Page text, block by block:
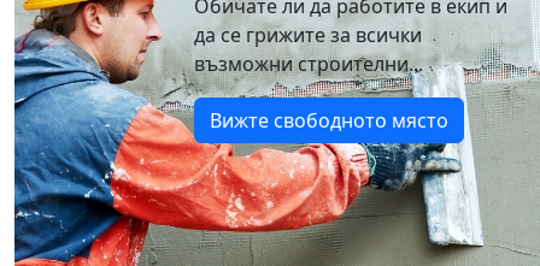
Обичате ли да работите в екип и
да се грижите за всички
възможни строителни...
Вижте свободното място